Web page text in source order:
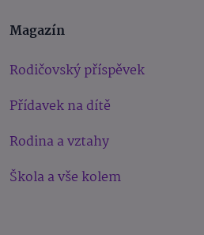
Magazín
Rodičovský příspěvek
Přídavek na dítě
Rodina a vztahy
Škola a vše kolem